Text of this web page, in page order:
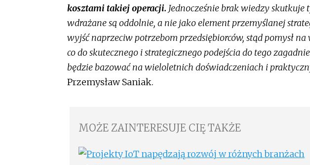
kosztami takiej operacji. Jednocześnie brak wiedzy
wdrażane są oddolnie, a nie jako element przemyślanej
wyjść naprzeciw potrzebom przedsiębiorców, stąd pomysł
co do skutecznego i strategicznego podejścia do tego
będzie bazować na wieloletnich doświadczeniach i
Przemysław Saniak.
MOŻE ZAINTERESUJE CIĘ TAKŻE